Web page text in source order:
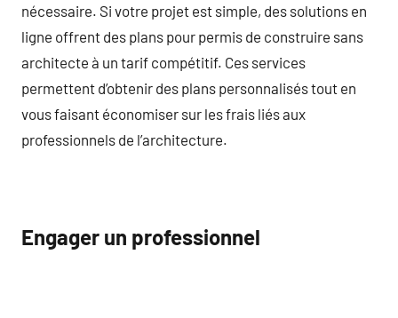
nécessaire. Si votre projet est simple, des solutions en
ligne offrent des plans pour permis de construire sans
architecte à un tarif compétitif. Ces services
permettent d’obtenir des plans personnalisés tout en
vous faisant économiser sur les frais liés aux
professionnels de l’architecture.
Engager un professionnel